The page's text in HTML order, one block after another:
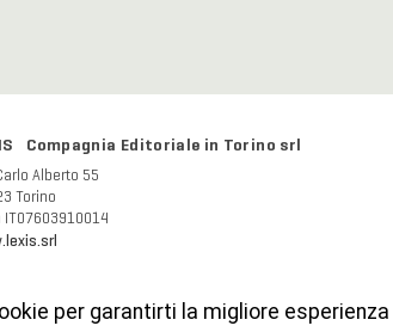
Compagnia Editoriale in Torino srl
Alberto 55
Torino
IT07603910014
per garantirti la migliore